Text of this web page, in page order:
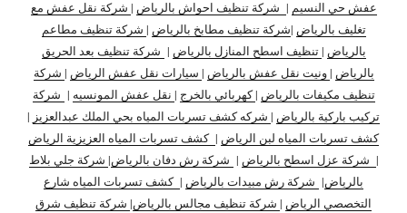
عفش حي النسيم | شركة تنظيف احواش بالرياض | شركة نقل عفش مع
تغليف بالرياض |شركة تنظيف مطابخ بالرياض | شركة تنظيف مطاعم
بالرياض | تنظيف اسطح المنازل بالرياض | شركة تنظيف بعد الحريق
بالرياض | ونيت نقل عفش بالرياض | سيارات نقل عفش الرياض | شركة
تنظيف مكيفات بالرياض |كهربائي بالخرج | نقل عفش المونسيه | شركة
تركيب باركية بالرياض | شركه كشف تسربات المياه بحي الملك عبدالعزيز |
كشف تسربات المياه لبن الرياض | كشف تسربات المياه العزيزية الرياض
| شركة عزل اسطح بالرياض | شركة رش دفان بالرياض| شركة جلي بلاط
بالرياض| شركة رش مبيدات بالرياض | كشف تسربات المياه شارع
التخصصي الرياض | شركة تنظيف مجالس بالرياض| شركة تنظيف شرق